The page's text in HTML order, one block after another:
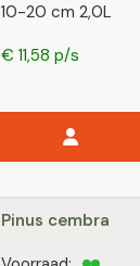
10-20 cm 2,0L
€ 11,58 p/s
Pinus cembra